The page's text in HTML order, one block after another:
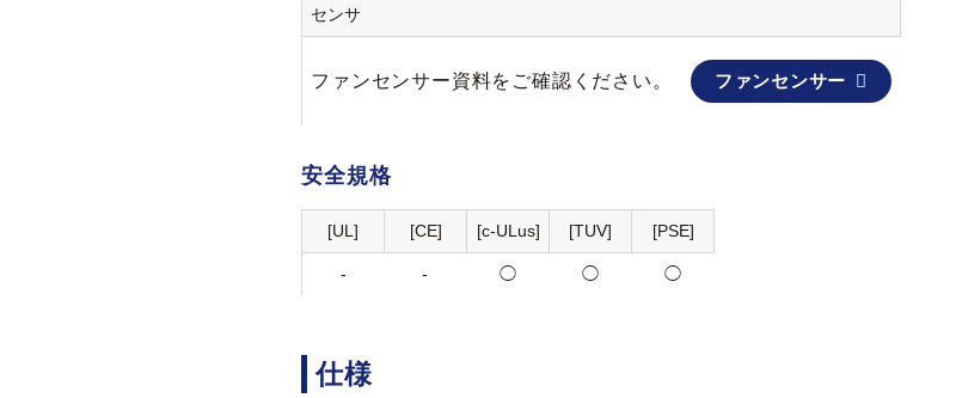
センサ
ファンセンサー資料をご確認ください。 ファンセンサー
安全規格
[UL] [CE] [c-ULus] [TUV] [PSE]
- - ◯ ◯ ◯
仕様